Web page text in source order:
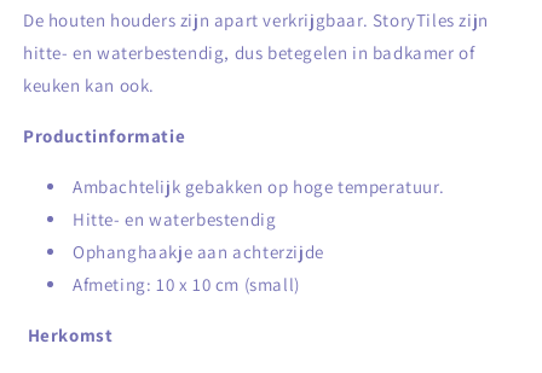
De houten houders zijn apart verkrijgbaar. StoryTiles zijn
hitte- en waterbestendig, dus betegelen in badkamer of
keuken kan ook.
Productinformatie
Ambachtelijk gebakken op hoge temperatuur.
Hitte- en waterbestendig
Ophanghaakje aan achterzijde
Afmeting: 10 x 10 cm (small)
Herkomst